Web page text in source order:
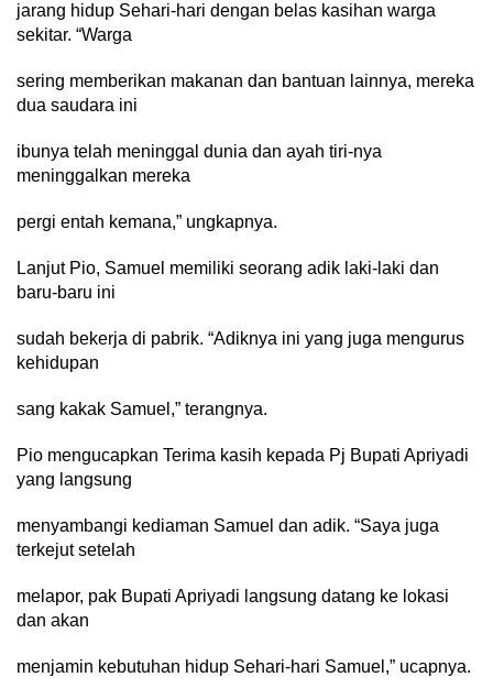
jarang hidup Sehari-hari dengan belas kasihan warga
sekitar. “Warga
sering memberikan makanan dan bantuan lainnya, mereka
dua saudara ini
ibunya telah meninggal dunia dan ayah tiri-nya
meninggalkan mereka
pergi entah kemana,” ungkapnya.
Lanjut Pio, Samuel memiliki seorang adik laki-laki dan
baru-baru ini
sudah bekerja di pabrik. “Adiknya ini yang juga mengurus
kehidupan
sang kakak Samuel,” terangnya.
Pio mengucapkan Terima kasih kepada Pj Bupati Apriyadi
yang langsung
menyambangi kediaman Samuel dan adik. “Saya juga
terkejut setelah
melapor, pak Bupati Apriyadi langsung datang ke lokasi
dan akan
menjamin kebutuhan hidup Sehari-hari Samuel,” ucapnya.